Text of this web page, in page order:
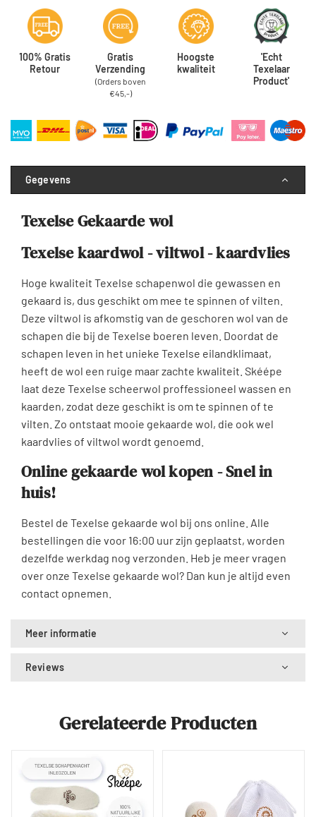
100% Gratis
Retour
Gratis
Verzending
(Orders boven
€45,-)
Hoogste
kwaliteit
'Echt
Texelaar
Product'
Gegevens
Texelse Gekaarde wol
Texelse kaardwol - viltwol - kaardvlies
Hoge kwaliteit Texelse schapenwol die gewassen en
gekaard is, dus geschikt om mee te spinnen of vilten.
Deze viltwol is afkomstig van de geschoren wol van de
schapen die bij de Texelse boeren leven. Doordat de
schapen leven in het unieke Texelse eilandklimaat,
heeft de wol een ruige maar zachte kwaliteit. Skéépe
laat deze Texelse scheerwol proffessioneel wassen en
kaarden, zodat deze geschikt is om te spinnen of te
vilten. Zo ontstaat mooie gekaarde wol, die ook wel
kaardvlies of viltwol wordt genoemd.
Online gekaarde wol kopen - Snel in
huis!
Bestel de Texelse gekaarde wol bij ons online. Alle
bestellingen die voor 16:00 uur zijn geplaatst, worden
dezelfde werkdag nog verzonden. Heb je meer vragen
over onze Texelse gekaarde wol? Dan kun je altijd even
contact opnemen.
Meer informatie
Reviews
Gerelateerde Producten